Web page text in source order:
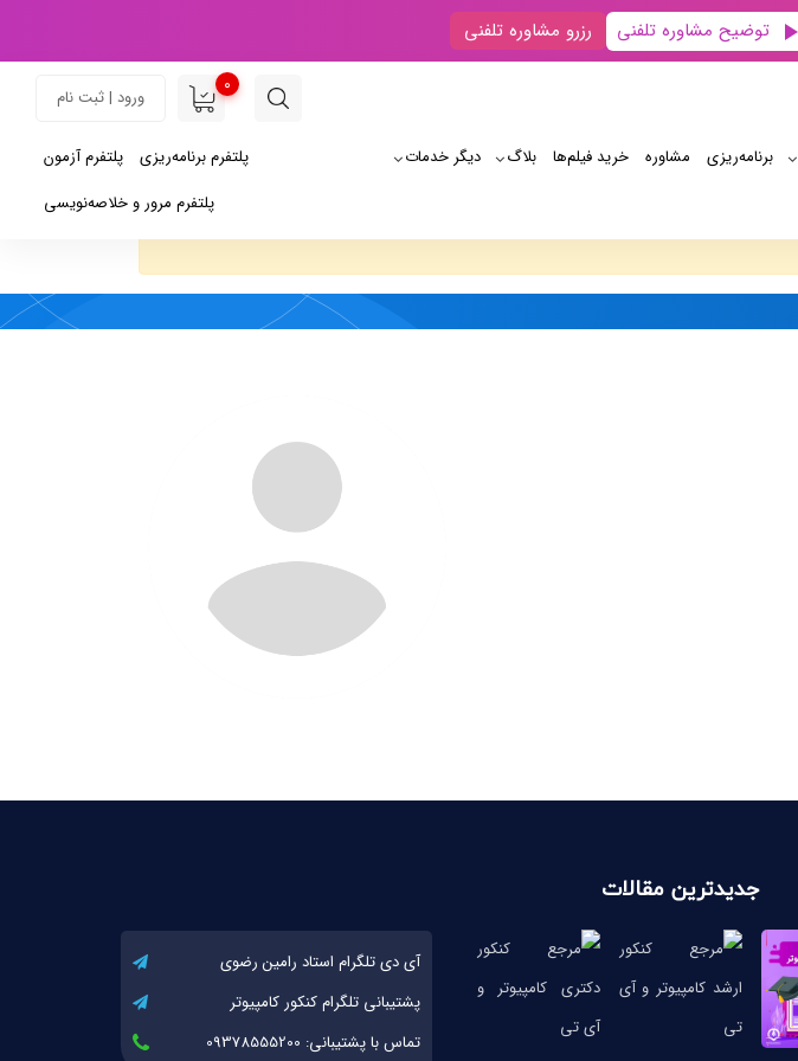
توضیح مشاوره تلفنی رزرو مشاوره تلفنی
0
ورود | ثبت نام
برنامه‌‌ریزی مشاوره خرید فیلم‌ها بلاگ دیگر خدمات پلتفرم آزمون
پلتفرم برنامه‌ریزی
پلتفرم مرور و خلاصه‌نویسی
جدیدترین مقالات
آی دی تلگرام استاد رامین رضوی
پشتیبانی تلگرام کنکور کامپیوتر
تماس با پشتیبانی: 09378555200